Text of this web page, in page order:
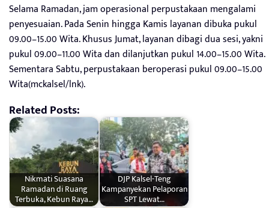
Selama Ramadan, jam operasional perpustakaan mengalami
penyesuaian. Pada Senin hingga Kamis layanan dibuka pukul
09.00–15.00 Wita. Khusus Jumat, layanan dibagi dua sesi, yakni
pukul 09.00–11.00 Wita dan dilanjutkan pukul 14.00–15.00 Wita.
Sementara Sabtu, perpustakaan beroperasi pukul 09.00–15.00
Wita(mckalsel/lnk).
Related Posts:
Nikmati Suasana
Ramadan di Ruang
Terbuka, Kebun Raya…
DJP Kalsel-Teng
Kampanyekan Pelaporan
SPT Lewat…